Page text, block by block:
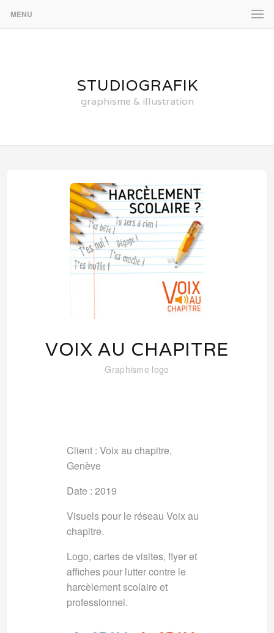
MENU
STUDIOGRAFIK
graphisme & illustration
VOIX AU CHAPITRE
Graphisme logo
Client : Voix au chapitre,
Genève
Date : 2019
Visuels pour le réseau Voix au
chapitre.
Logo, cartes de visites, flyer et
affiches pour lutter contre le
harcèlement scolaire et
professionnel.